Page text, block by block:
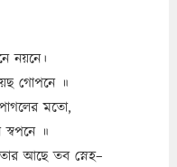
নয়নে।
গোপনে ॥
মতো,
॥
আছে তব স্নেহ–